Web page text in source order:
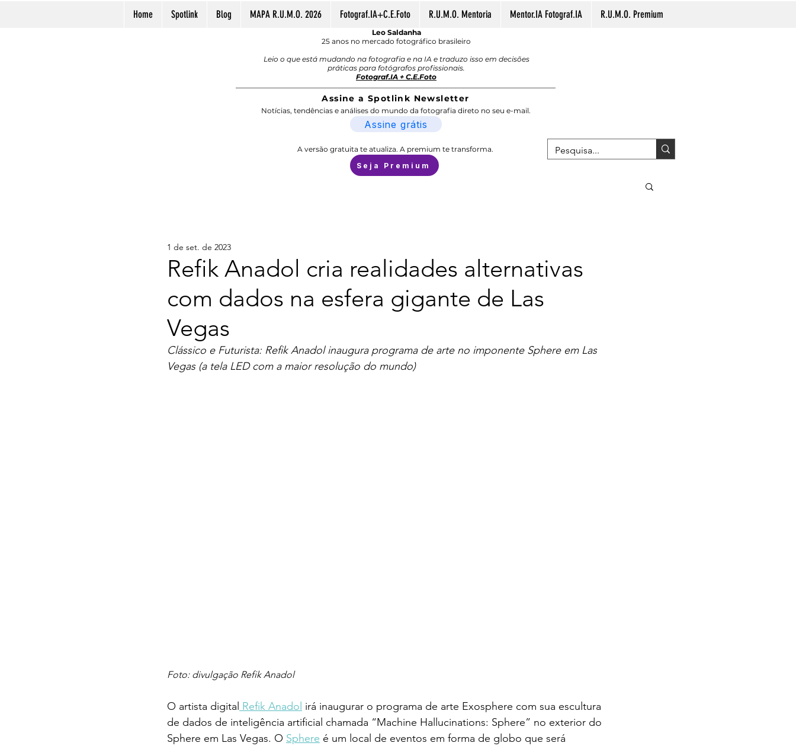
Home Spotlink Blog MAPA R.U.M.O. 2026 Fotograf.IA+C.E.Foto R.U.M.O. Mentoria Mentor.IA Fotograf.IA R.U.M.O. Premium
Leo Saldanha
25 anos no mercado fotográfico brasileiro
Leio o que está mudando na fotografia e na IA e traduzo isso em decisões
práticas para fotógrafos profissionais.
Fotograf.IA + C.E.Foto
Assine a Spotlink Newsletter
Notícias, tendências e análises do mundo da fotografia direto no seu e-mail.
Assine grátis
A versão gratuita te atualiza. A premium te transforma.
Seja Premium
Refik Anadol cria realidades alternativas
com dados na esfera gigante de Las
Vegas
1 de set. de 2023
Clássico e Futurista: Refik Anadol inaugura programa de arte no imponente Sphere em Las
Vegas (a tela LED com a maior resolução do mundo)
Foto: divulgação Refik Anadol
O artista digital Refik Anadol irá inaugurar o programa de arte Exosphere com sua escultura
de dados de inteligência artificial chamada “Machine Hallucinations: Sphere” no exterior do
Sphere em Las Vegas. O Sphere é um local de eventos em forma de globo que será